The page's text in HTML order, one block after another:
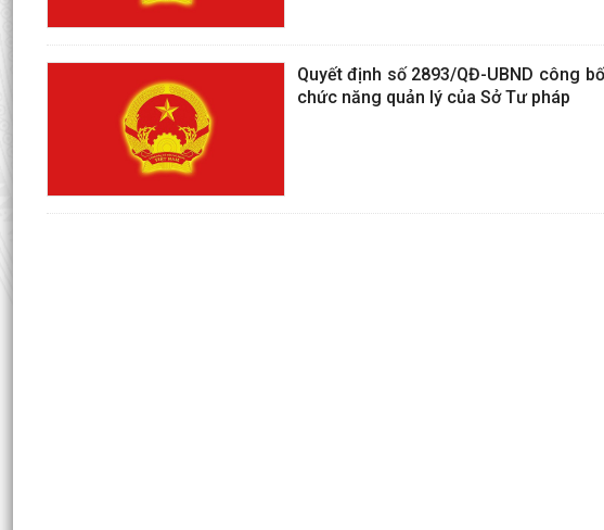
Quyết định số 2893/QĐ-UBND công
chức năng quản lý của Sở Tư pháp